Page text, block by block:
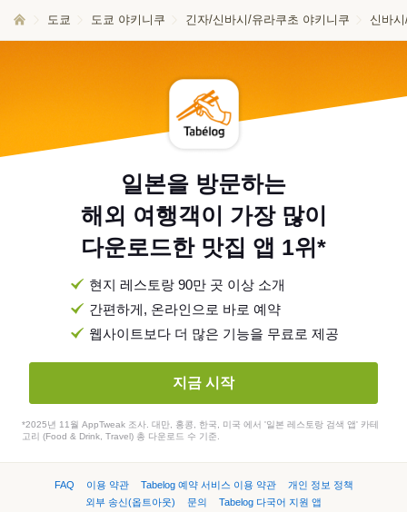
도쿄 도쿄 야키니쿠 긴자/신바시/유라쿠초 야키니쿠 신바
일본을 방문하는
해외 여행객이 가장 많이
다운로드한 맛집 앱 1위*
현지 레스토랑 90만 곳 이상 소개
간편하게, 온라인으로 바로 예약
웹사이트보다 더 많은 기능을 무료로 제공
지금 시작
*2025년 11월 AppTweak 조사. 대만, 홍콩, 한국, 미국 에서 '일본 레스토랑 검색 앱' 카테
고리 (Food & Drink, Travel) 총 다운로드 수 기준.
FAQ 이용 약관 Tabelog 예약 서비스 이용 약관
개인 정보 정책
외부 송신(옵트아웃)
문의 Tabelog 다국어 지원 앱